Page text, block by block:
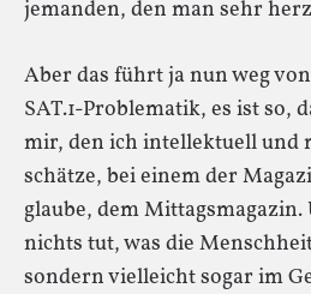
jemanden, den man sehr
Aber das führt ja nun weg
SAT.1-Problematik, es ist so,
mir, den ich intellektuell und
schätze, bei einem der
glaube, dem Mittagsmagazin.
nichts tut, was die
sondern vielleicht sogar im